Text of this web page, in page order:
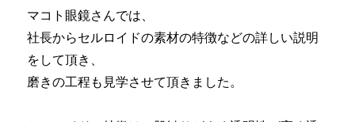
マコト眼鏡さんでは、
社長からセルロイドの素材の特徴などの詳しい説明
をして頂き、
磨きの工程も見学させて頂きました。